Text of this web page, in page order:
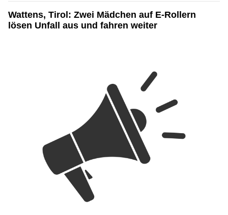
Wattens, Tirol: Zwei Mädchen auf E-Rollern
lösen Unfall aus und fahren weiter